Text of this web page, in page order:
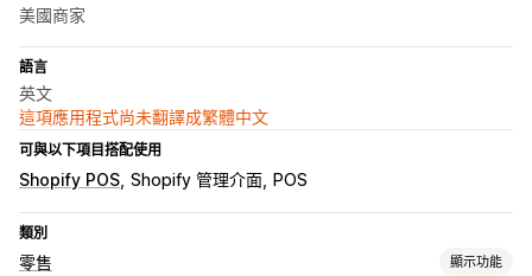
美國商家
語言
英文
這項應用程式尚未翻譯成繁體中文
可與以下項目搭配使用
Shopify POS Shopify 管理介面 POS
類別
零售 顯示功能